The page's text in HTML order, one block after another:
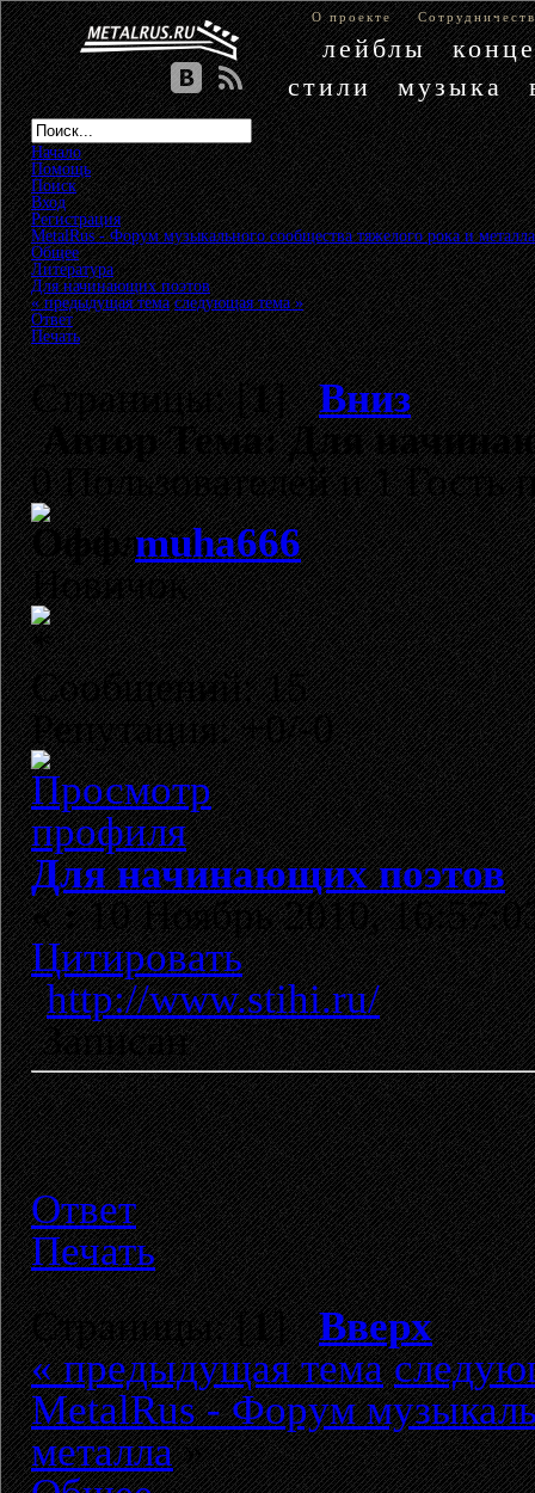
О проекте
лейблы
стили
музыка
Начало
Помощь
Поиск
Вход
Регистрация
MetalRus - Форум музыкального сообщества тяжелого рока и металла
Общее»
Литература»
Для начинающих поэтов
« предыдущая тема следующая тема »
Ответ
Печать
Страницы: [1]Вниз
АвторТема: Для
0 Пользователей и 1 Гость
muha666
Новичок
Сообщений: 15
Репутация: +0/-0
Для начинающих поэтов
«:10 Ноябрь 2010,
Цитировать
http://www.stihi.ru/
Записан
Ответ
Печать
Страницы: [1]Вверх
« предыдущая тема
MetalRus - Форум
металла»